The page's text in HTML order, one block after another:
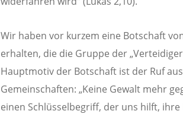
Wir haben vor kurzem eine Botschaft
erhalten, die die Gruppe der
Hauptmotiv der Botschaft ist der Ruf
Gemeinschaften: „Keine Gewalt mehr
einen Schlüsselbegriff, der uns hilft, ihre